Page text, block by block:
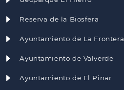
Reserva de la Biosfera
Ayuntamiento de La Frontera
Ayuntamiento de Valverde
Ayuntamiento de El Pinar